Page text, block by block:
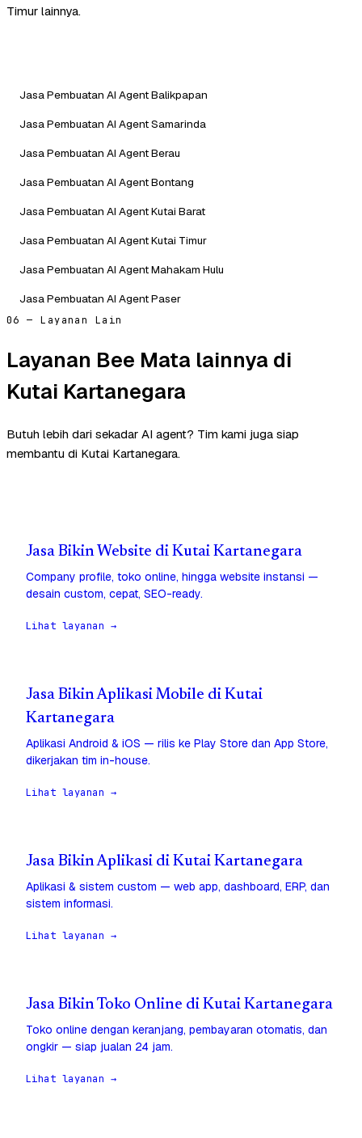
Timur lainnya.
Jasa Pembuatan AI Agent Balikpapan
Jasa Pembuatan AI Agent Samarinda
Jasa Pembuatan AI Agent Berau
Jasa Pembuatan AI Agent Bontang
Jasa Pembuatan AI Agent Kutai Barat
Jasa Pembuatan AI Agent Kutai Timur
Jasa Pembuatan AI Agent Mahakam Hulu
Jasa Pembuatan AI Agent Paser
06 — Layanan Lain
Layanan Bee Mata lainnya di
Kutai Kartanegara
Butuh lebih dari sekadar AI agent? Tim kami juga siap
membantu di Kutai Kartanegara.
Jasa Bikin Website di Kutai Kartanegara
Company profile, toko online, hingga website instansi —
desain custom, cepat, SEO-ready.
Lihat layanan →
Jasa Bikin Aplikasi Mobile di Kutai
Kartanegara
Aplikasi Android & iOS — rilis ke Play Store dan App Store,
dikerjakan tim in-house.
Lihat layanan →
Jasa Bikin Aplikasi di Kutai Kartanegara
Aplikasi & sistem custom — web app, dashboard, ERP, dan
sistem informasi.
Lihat layanan →
Jasa Bikin Toko Online di Kutai Kartanegara
Toko online dengan keranjang, pembayaran otomatis, dan
ongkir — siap jualan 24 jam.
Lihat layanan →